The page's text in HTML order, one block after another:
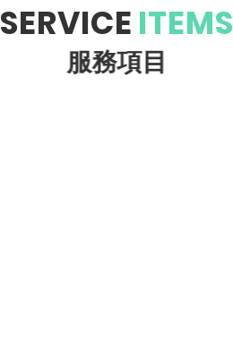
SERVICE ITEMS
服務項目